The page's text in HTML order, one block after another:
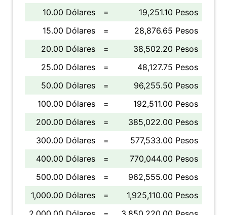
10.00 Dólares
=
19,251.10 Pesos
15.00 Dólares
=
28,876.65 Pesos
20.00 Dólares
=
38,502.20 Pesos
25.00 Dólares
=
48,127.75 Pesos
50.00 Dólares
=
96,255.50 Pesos
100.00 Dólares
=
192,511.00 Pesos
200.00 Dólares
=
385,022.00 Pesos
300.00 Dólares
=
577,533.00 Pesos
400.00 Dólares
=
770,044.00 Pesos
500.00 Dólares
=
962,555.00 Pesos
1,000.00 Dólares
=
1,925,110.00 Pesos